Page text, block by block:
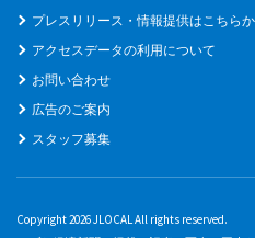
プレスリリース・情報提供はこちら
アクセスデータの利用について
お問い合わせ
広告のご案内
スタッフ募集
Copyright 2026 JLOCAL All rights reserved.